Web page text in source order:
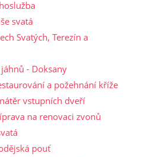
svatá
Svatých, Terezín a
- Doksany
a požehnání kříže
vstupních dveří
na renovaci zvonů
pouť